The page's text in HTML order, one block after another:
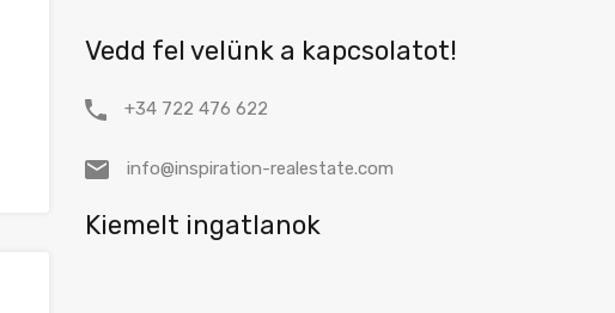
Vedd fel velünk a kapcsolatot!
+34 722 476 622
info@inspiration-realestate.com
Kiemelt ingatlanok